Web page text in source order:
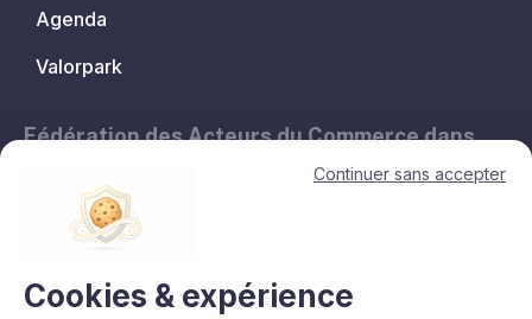
Agenda
Valorpark
Fédération des Acteurs du Commerce dans
11, avenue de l'Opéra - 75001 Paris
contact@lesacteursducommerce.com
+33 1 53 43 82 60
Continuer sans accepter
Cookies & expérience